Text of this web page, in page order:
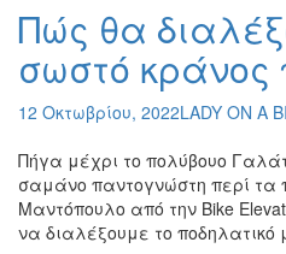
Πώς θα
σωστό κράνος
12 Οκτωβρίου, 2022LADY ON A
Πήγα μέχρι το πολύβουο
σαμάνο παντογνώστη περί τα
Μαντόπουλο από την Bike
να διαλέξουμε το ποδηλατικό